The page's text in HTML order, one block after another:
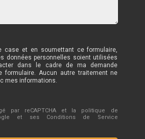
case et en soumettant ce formulaire,
données personnelles soient utilisées
dans le cadre de ma demande
formulaire. Aucun autre traitement ne
mes informations.
par reCAPTCHA et la politique de
et
ses Conditions de Service